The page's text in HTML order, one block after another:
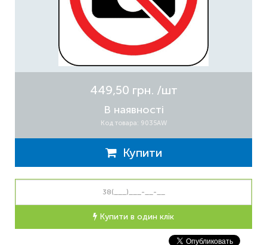
449,50 грн. /шт
В наявності
Код товара: 9035AW
Купити
Купити в один клік